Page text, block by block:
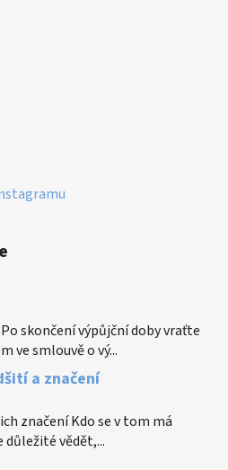
skončení výpůjční doby vraťte
ve smlouvě o vý...
a značení
značení Kdo se v tom má
důležité vědět,...